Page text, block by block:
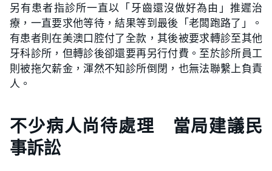
另有患者指診所一直以「牙齒還沒做好為由」推遲治
療，一直要求他等待，結果等到最後「老闆跑路了」。
有患者則在美澳口腔付了全款，其後被要求轉診至其他
牙科診所，但轉診後卻還要再另行付費。至於診所員工
則被拖欠薪金，渾然不知診所倒閉，也無法聯繫上負責
人。
不少病人尚待處理 當局建議民
事訴訟